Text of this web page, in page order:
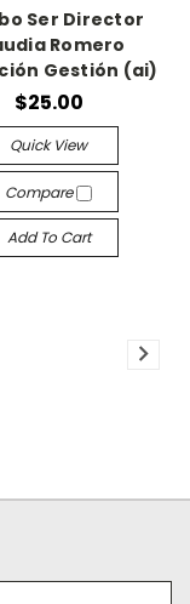
Ser Director
Romero
Gestión (ai)
$25.00
Quick View
Compare
Add To Cart